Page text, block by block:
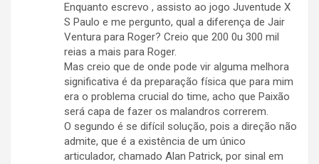
Enquanto escrevo , assisto ao jogo Juventude X
S Paulo e me pergunto, qual a diferença de Jair
Ventura para Roger? Creio que 200 0u 300 mil
reias a mais para Roger.
Mas creio que de onde pode vir alguma melhora
significativa é da preparação física que para mim
era o problema crucial do time, acho que Paixão
será capa de fazer os malandros correrem.
O segundo é se difícil solução, pois a direção não
admite, que é a existência de um único
articulador, chamado Alan Patrick, por sinal em